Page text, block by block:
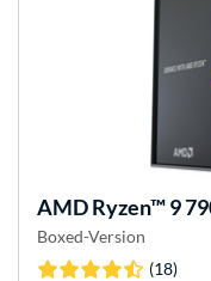
AMDRyzen™ 9
Boxed-Version
(18)